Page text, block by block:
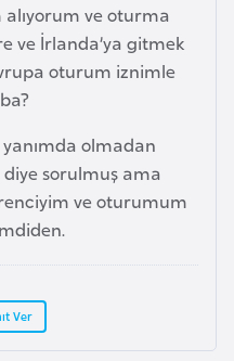
alıyorum ve oturma
ve İrlanda’ya gitmek
oturum iznimle
olmadan
sorulmuş ama
ve oturumum
Ver